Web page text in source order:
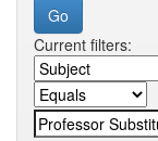
Current filters: